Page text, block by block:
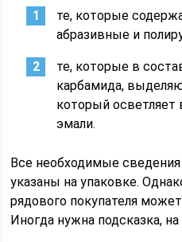
те, которые
абразивные и
те, которые в
карбамида,
который осветляет
эмали.
Все необходимые
указаны на упаковке.
рядового покупателя
Иногда нужна подсказка,